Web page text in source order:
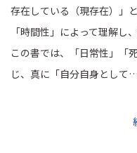
存在している（現存在）」
「時間性」によって理解し
この書では、「日常性」「
じ、真に「自分自身として…